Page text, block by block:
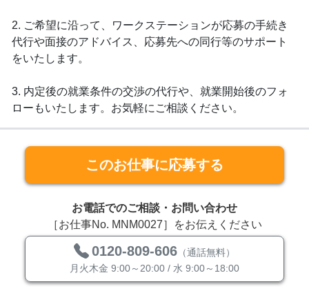
2. ご希望に沿って、ワークステーションが応募の手続き
代行や面接のアドバイス、応募先への同行等のサポート
をいたします。
3. 内定後の就業条件の交渉の代行や、就業開始後のフォ
ローもいたします。お気軽にご相談ください。
このお仕事に応募する
お電話でのご相談・お問い合わせ
［お仕事No. MNM0027］をお伝えください
0120-809-606 （通話無料）
月火木金 9:00～20:00 / 水 9:00～18:00